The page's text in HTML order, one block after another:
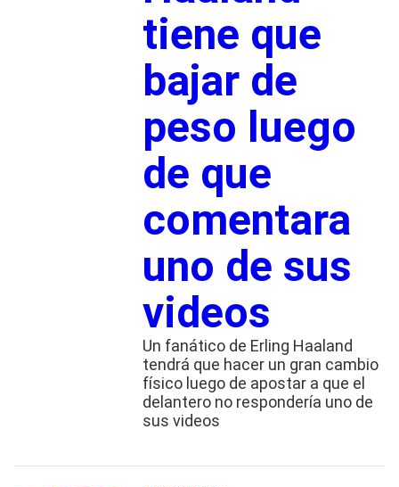
tiene que
bajar de
peso luego
de que
comentara
uno de sus
videos
Un fanático de Erling Haaland
tendrá que hacer un gran cambio
físico luego de apostar a que el
delantero no respondería uno de
sus videos